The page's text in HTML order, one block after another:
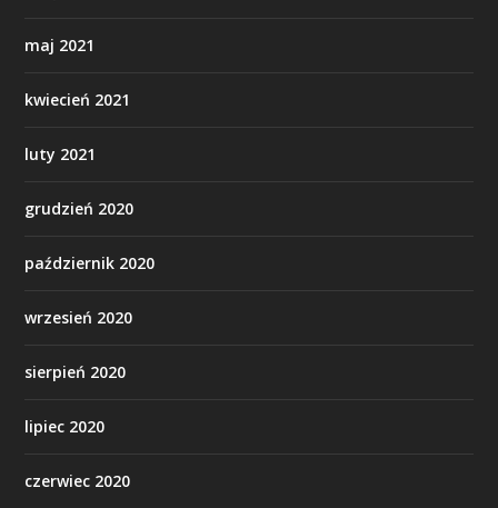
maj 2021
kwiecień 2021
luty 2021
grudzień 2020
październik 2020
wrzesień 2020
sierpień 2020
lipiec 2020
czerwiec 2020